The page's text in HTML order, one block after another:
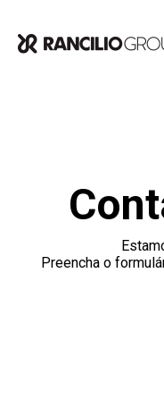
Preencha o